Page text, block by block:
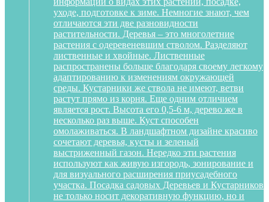
уходе, подготовке к зиме. Немногие знают, чем
отличаются эти две разновидности
растительности. Деревья – это многолетние
растения с одеревеневшим стволом. Разделяют
лиственные и хвойные. Лиственные
распространены больше благодаря своему легкому
адаптированию к изменениям окружающей
среды. Кустарники же ствола не имеют, ветви
растут прямо из корня. Еще одним отличием
является рост. Высота его 0,5-6 м, дерево же в
несколько раз выше. Куст способен
омолаживаться. В ландшафтном дизайне красиво
сочетают деревья, кусты и зеленый
выстриженный газон. Нередко эти растения
используют как живую изгородь, зонирование и
для визуального расширения приусадебного
участка. Посадка садовых Деревьев и Кустарников
не только носит декоративную функцию, но и